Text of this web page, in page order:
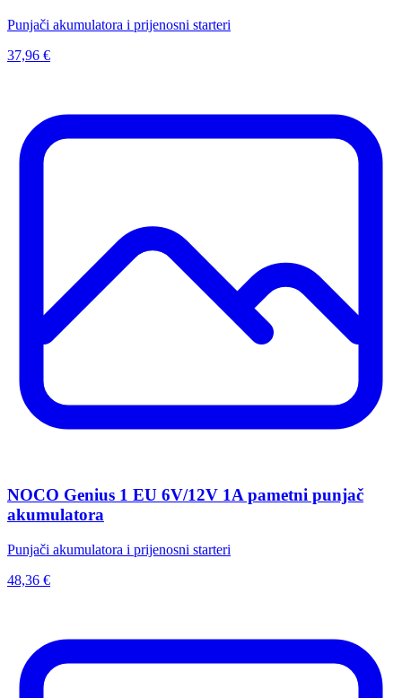
Punjači akumulatora i prijenosni starteri
37,96 €
NOCO Genius 1 EU 6V/12V 1A pametni punjač
akumulatora
Punjači akumulatora i prijenosni starteri
48,36 €